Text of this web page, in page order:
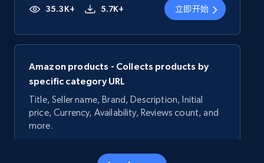
35.3K+ 5.7K+ 立即开始
Amazon products - Collects products by
specific category URL
Title, Seller name, Brand, Description, Initial
price, Currency, Availability, Reviews count, and
more.
5.7K+